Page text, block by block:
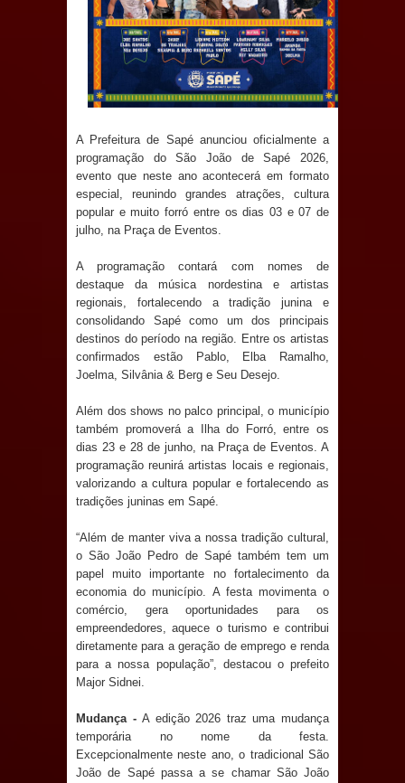
Anjos
O verdadeiro oxigênio do Estado
Democrático de Direito – Bacharela
jurídico brasileiro, temas polêmicos;
Confira!
Prefeitura de Sapé promove
campanha Julho Neon com ações de
conscientização sobre saúde bucal
Caldas Brandão: gestão municipal
e aquece economia para Festa de
Santana
Saúde Bucal: Mais de 470 próteses
dentárias já foram entregues pela
Prefeitura de Sapé em 2026
Caldas Brandão: Tradicional Festa de
Santana 2026 será neste sábado (25)
e deve atrair grande público
Nota de pesar: Câmara de Marí
lamenta a morte da ex-vereadora
A Prefeitura de Sapé anunciou oficialmente a
programação do São João de Sapé 2026,
evento que neste ano acontecerá em formato
especial, reunindo grandes atrações, cultura
popular e muito forró entre os dias 03 e 07 de
julho, na Praça de Eventos.
A programação contará com nomes de
destaque da música nordestina e artistas
regionais, fortalecendo a tradição junina e
consolidando Sapé como um dos principais
destinos do período na região. Entre os artistas
confirmados estão Pablo, Elba Ramalho,
Joelma, Silvânia & Berg e Seu Desejo.
Além dos shows no palco principal, o município
também promoverá a Ilha do Forró, entre os
dias 23 e 28 de junho, na Praça de Eventos. A
programação reunirá artistas locais e regionais,
valorizando a cultura popular e fortalecendo as
tradições juninas em Sapé.
“Além de manter viva a nossa tradição cultural,
o São João Pedro de Sapé também tem um
papel muito importante no fortalecimento da
economia do município. A festa movimenta o
comércio, gera oportunidades para os
empreendedores, aquece o turismo e contribui
diretamente para a geração de emprego e renda
para a nossa população”, destacou o prefeito
Major Sidnei.
Mudança -A edição 2026 traz uma mudança
temporária no nome da festa.
Excepcionalmente neste ano, o tradicional São
João de Sapé passa a se chamar São João